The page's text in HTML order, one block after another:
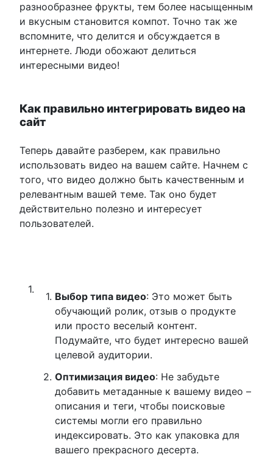
разнообразнее фрукты, тем более насыщенным
и вкусным становится компот. Точно так же
вспомните, что делится и обсуждается в
интернете. Люди обожают делиться
интересными видео!
Как правильно интегрировать видео на
сайт
Теперь давайте разберем, как правильно
использовать видео на вашем сайте. Начнем с
того, что видео должно быть качественным и
релевантным вашей теме. Так оно будет
действительно полезно и интересует
пользователей.
Выбор типа видео: Это может быть
обучающий ролик, отзыв о продукте
или просто веселый контент.
Подумайте, что будет интересно вашей
целевой аудитории.
Оптимизация видео: Не забудьте
добавить метаданные к вашему видео –
описания и теги, чтобы поисковые
системы могли его правильно
индексировать. Это как упаковка для
вашего прекрасного десерта.